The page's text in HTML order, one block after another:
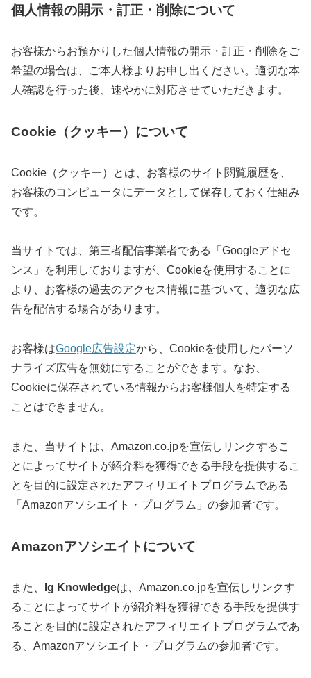
個人情報の開示・訂正・削除について
お客様からお預かりした個人情報の開示・訂正・削除をご
希望の場合は、ご本人様よりお申し出ください。適切な本
人確認を行った後、速やかに対応させていただきます。
Cookie（クッキー）について
Cookie（クッキー）とは、お客様のサイト閲覧履歴を、
お客様のコンピュータにデータとして保存しておく仕組み
です。
当サイトでは、第三者配信事業者である「Googleアドセ
ンス」を利用しておりますが、Cookieを使用することに
より、お客様の過去のアクセス情報に基づいて、適切な広
告を配信する場合があります。
お客様はGoogle広告設定から、Cookieを使用したパーソ
ナライズ広告を無効にすることができます。なお、
Cookieに保存されている情報からお客様個人を特定する
ことはできません。
また、当サイトは、Amazon.co.jpを宣伝しリンクするこ
とによってサイトが紹介料を獲得できる手段を提供するこ
とを目的に設定されたアフィリエイトプログラムである
「Amazonアソシエイト・プログラム」の参加者です。
Amazonアソシエイトについて
また、 Ig Knowledgeは、Amazon.co.jpを宣伝しリンクす
ることによってサイトが紹介料を獲得できる手段を提供す
ることを目的に設定されたアフィリエイトプログラムであ
る、Amazonアソシエイト・プログラムの参加者です。